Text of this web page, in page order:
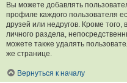
Вы можете добавлять
профиле каждого пользователя
друзей или недругов. Кроме
личного раздела,
можете также удалять
же странице.
Вернуться к началу